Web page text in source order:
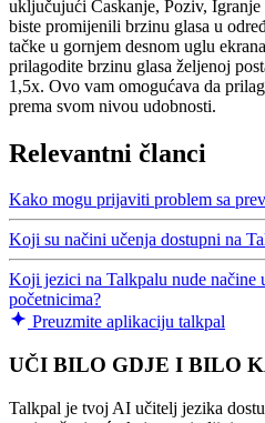
uključujući Ćaskanje, Poziv,
biste promijenili brzinu glasa u
tačke u gornjem desnom uglu
prilagodite brzinu glasa željenoj
1,5x. Ovo vam omogućava da
prema svom nivou udobnosti.
Relevantni članci
Kako mogu prijaviti problem sa
Koji su načini učenja dostupni na
Koji jezici na Talkpalu nude načine
početnicima?
Preuzmite aplikaciju talkpal
UČI BILO GDJE I BILO
Talkpal je tvoj AI učitelj jezika